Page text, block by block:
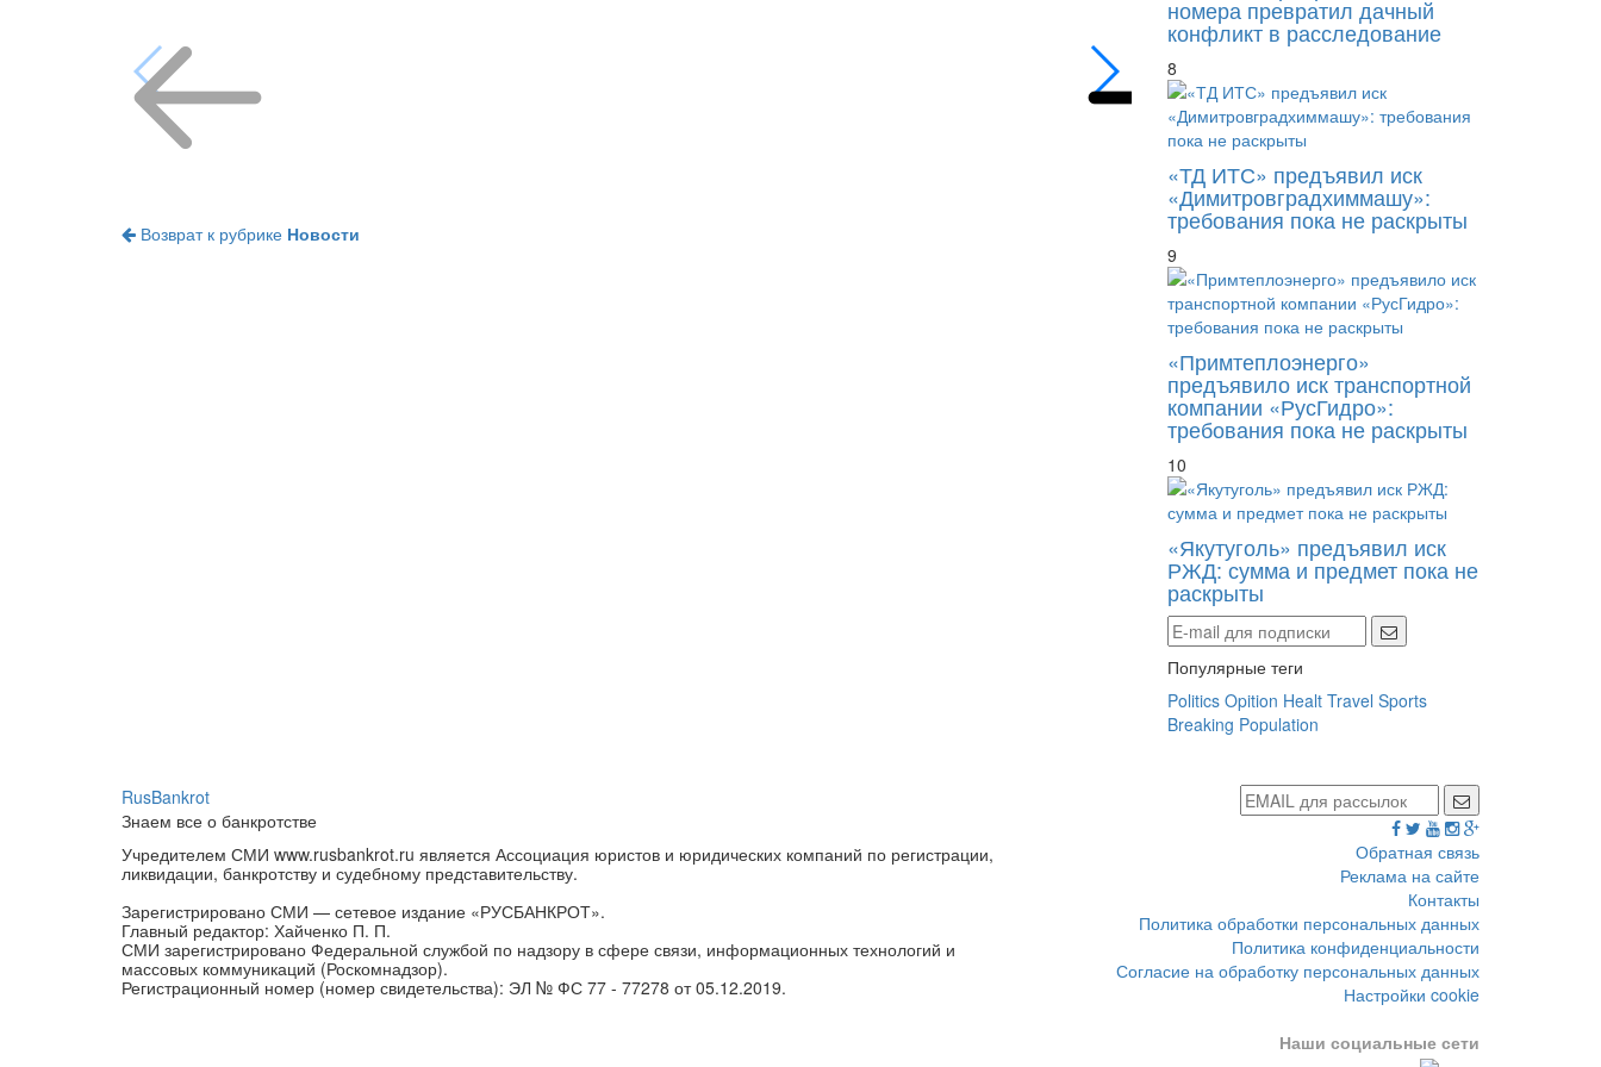
Возврат к рубрике Новости
номера превратил дачный
конфликт в расследование
8
«ТД ИТС» предъявил иск
«Димитровградхиммашу»:
требования пока не раскрыты
9
«Примтеплоэнерго»
предъявило иск транспортной
компании «РусГидро»:
требования пока не раскрыты
10
«Якутуголь» предъявил иск
РЖД: сумма и предмет пока не
раскрыты
Популярные теги
Politics Opition Healt Travel Sports
Breaking Population
RusBankrot
Знаем все о банкротстве
Учредителем СМИ www.rusbankrot.ru является Ассоциация юристов и юридических компаний по регистрации,
ликвидации, банкротству и судебному представительству.
Зарегистрировано СМИ — сетевое издание «РУСБАНКРОТ».
Главный редактор: Хайченко П. П.
СМИ зарегистрировано Федеральной службой по надзору в сфере связи, информационных технологий и
массовых коммуникаций (Роскомнадзор).
Регистрационный номер (номер свидетельства): ЭЛ № ФС 77 - 77278 от 05.12.2019.
Обратная связь
Реклама на сайте
Контакты
Политика обработки персональных данных
Политика конфиденциальности
Согласие на обработку персональных данных
Настройки cookie
Наши социальные сети